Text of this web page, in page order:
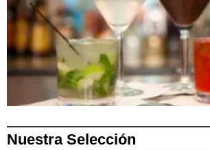
Nuestra Selección